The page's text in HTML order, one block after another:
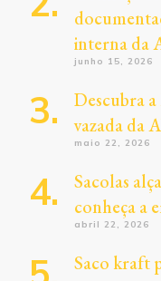
interna da
junho 15, 2026
Descubra
vazada da
maio 22, 2026
Sacolas
conheça a
abril 22, 2026
Saco kraft